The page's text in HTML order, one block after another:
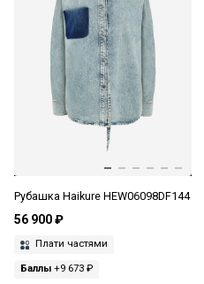
Рубашка Haikure HEW06098DF144
56 900 ₽
Плати частями
Баллы+9 673 ₽